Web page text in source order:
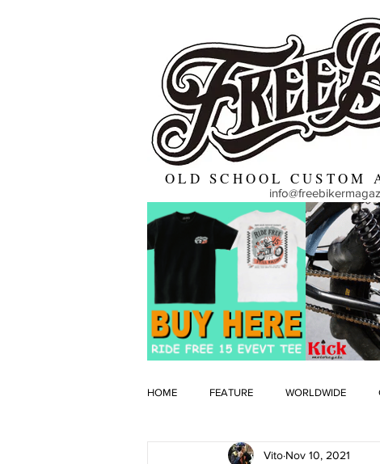
OLD SCHOOL CUSTOM
HOME FEATURE WORLDWIDE
OLD TIMER Vito Nov 10, 2021